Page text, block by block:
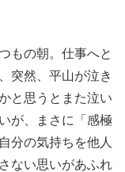
もの朝。仕事へと
突然、平山が泣き
と思うとまた泣い
が、まさに「感極
分の気持ちを他人
ない思いがあふれ